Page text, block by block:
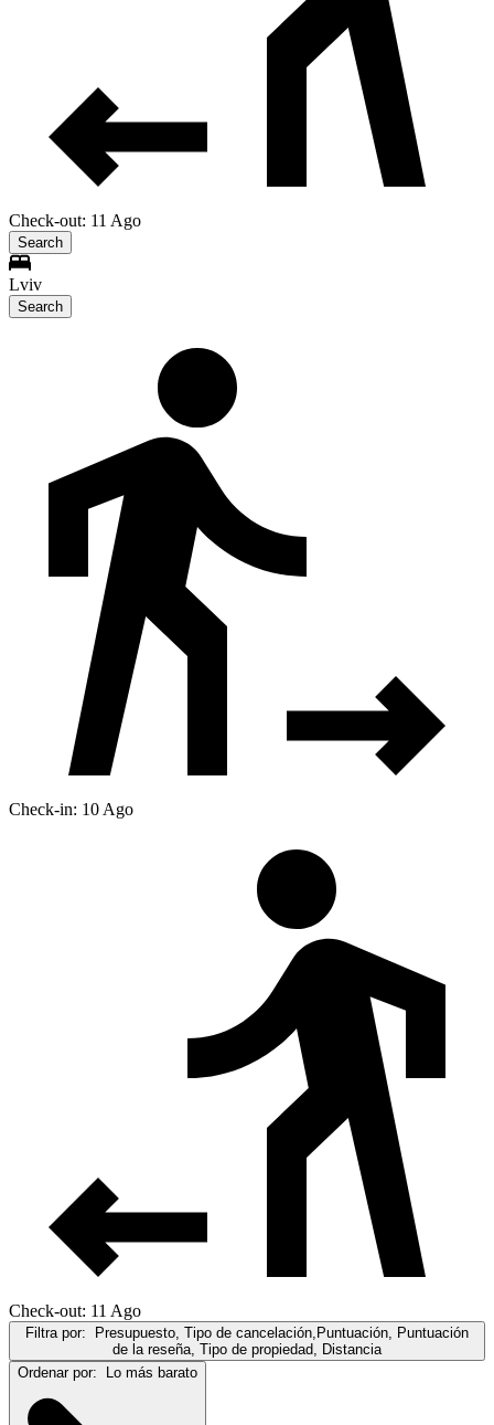
Check-out: 11 Ago
Search
Lviv
Search
Check-in: 10 Ago
Check-out: 11 Ago
Filtra por:
Presupuesto, Tipo de cancelación,Puntuación, Puntuación
de la reseña, Tipo de propiedad, Distancia
Ordenar por:
Lo más barato